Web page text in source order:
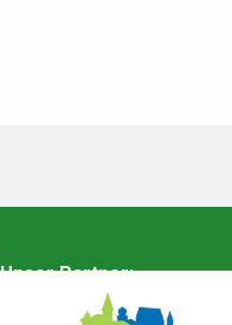
Unser Partner: